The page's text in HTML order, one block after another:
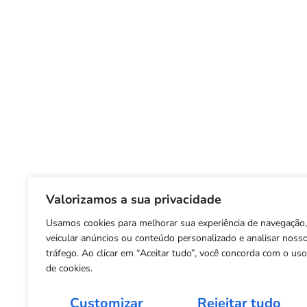
Valorizamos a sua privacidade
Usamos cookies para melhorar sua experiência de navegação,
veicular anúncios ou conteúdo personalizado e analisar
tráfego. Ao clicar em “Aceitar tudo”, você concorda com o uso
de cookies.
Customizar Rejeitar tudo